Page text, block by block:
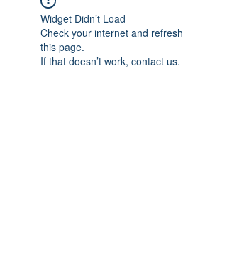
Widget Didn’t Load
Check your internet and refresh
this page.
If that doesn’t work, contact us.